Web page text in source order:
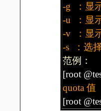
-g ：显
-u ：显
-v ：显
-s ：选
范例：
[root
quota 值
[root